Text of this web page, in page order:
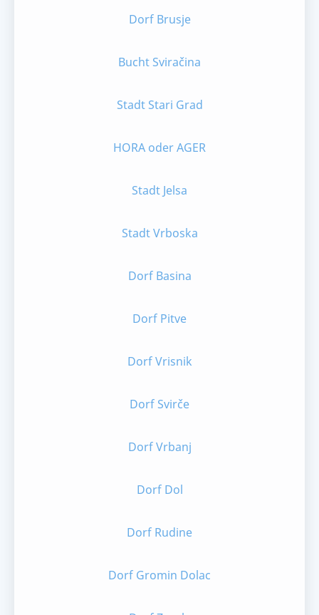
Dorf Brusje
Bucht Sviračina
Stadt Stari Grad
HORA oder AGER
Stadt Jelsa
Stadt Vrboska
Dorf Basina
Dorf Pitve
Dorf Vrisnik
Dorf Svirče
Dorf Vrbanj
Dorf Dol
Dorf Rudine
Dorf Gromin Dolac